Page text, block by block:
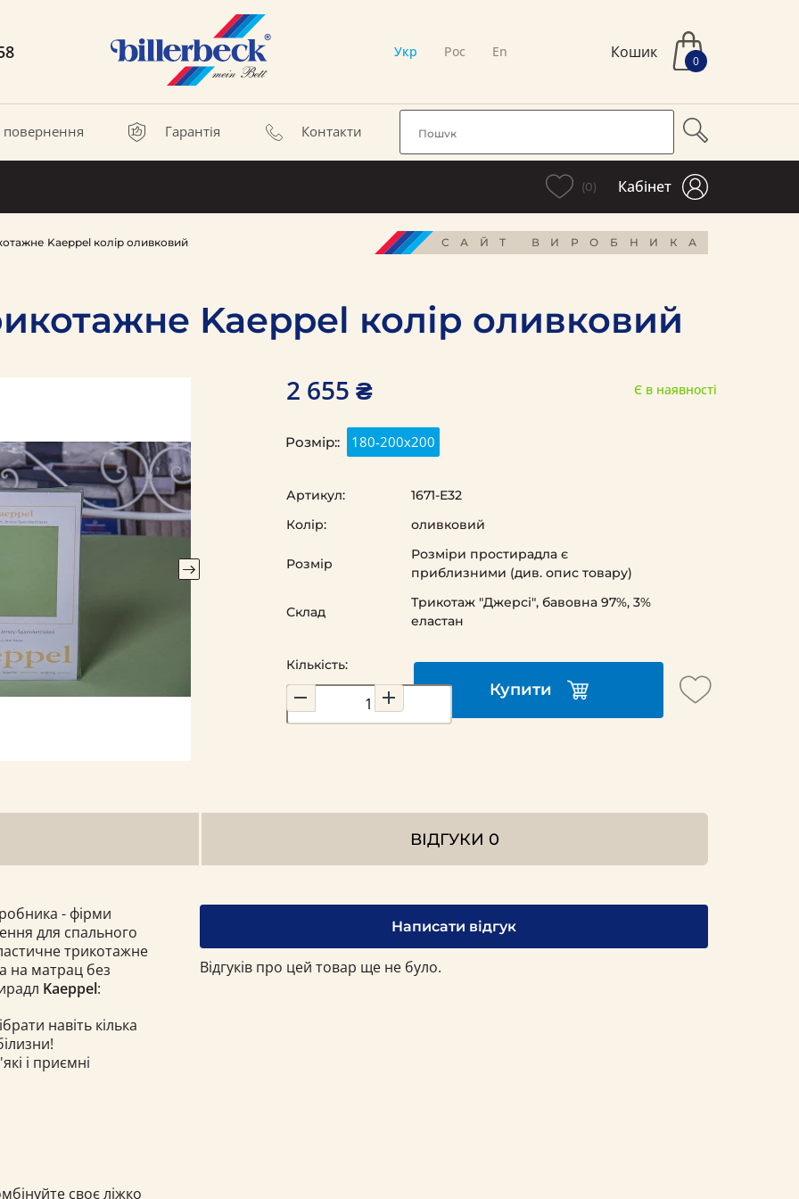
Укр Рос En Кошик 0
повернення Гарантія Контакти
(0) Кабінет
Kaeppel колір оливковий САЙТ ВИРОБНИКА
Kaeppel колір оливковий
2 655 ₴ Є в наявності
Розмір:: 180-200x200
Кількість:
Купити
Артикул:
1671-Е32
Колір:
оливковий
Розмір
Розміри простирадла є
приблизними (див. опис товару)
Склад
Трикотаж "Джерсі", бавовна 97%, 3%
еластан
ВІДГУКИ 0
- фірми
для спального
трикотажне
на матрац без
Kaeppel:
навіть кілька
і приємні
своє ліжко
Написати відгук
Відгуків про цей товар ще не було.